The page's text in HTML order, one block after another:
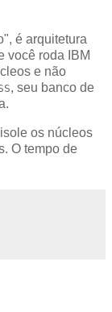
é arquitetura
você roda IBM
e não
, seu banco de
os núcleos
O tempo de